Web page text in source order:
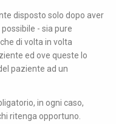
disposto solo dopo aver
- sia pure
di volta in volta
ed ove queste lo
paziente ad un
in ogni caso,
ritenga opportuno.